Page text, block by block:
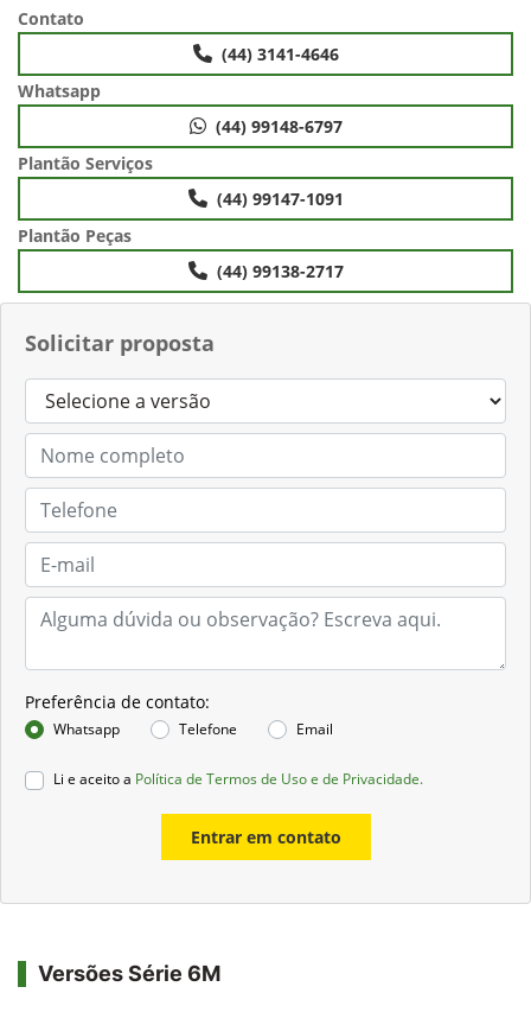
Solicitar proposta
Preferência de contato:
Whatsapp Telefone Email
Li e aceito a Política de Termos de Uso e de Privacidade.
Entrar em contato
Contato
(44) 3141-4646
Whatsapp
(44) 99148-6797
Plantão Serviços
(44) 99147-1091
Plantão Peças
(44) 99138-2717
Versões Série 6M